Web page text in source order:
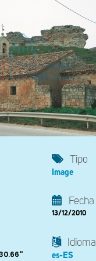
Tipo
Image
Fecha
13/12/2010
Idioma
es-ES